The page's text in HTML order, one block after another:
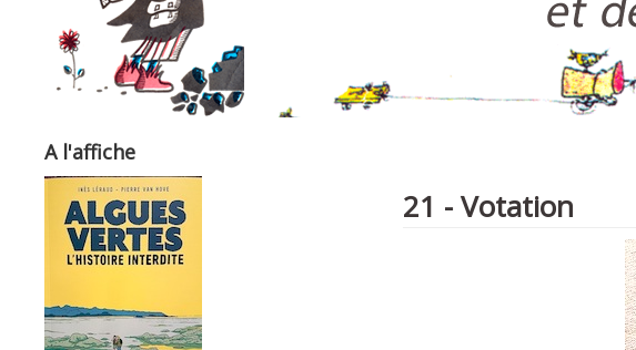
A l'affiche
21 - Votation